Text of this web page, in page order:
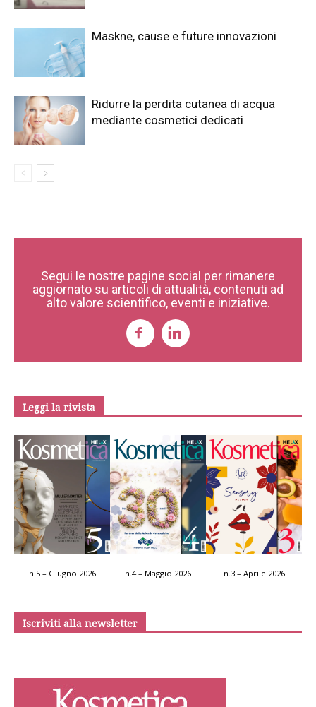
Maskne, cause e future innovazioni
Ridurre la perdita cutanea di acqua
mediante cosmetici dedicati
Segui le nostre pagine social per rimanere
aggiornato su articoli di attualità, contenuti ad
alto valore scientifico, eventi e iniziative.
Leggi la rivista
n.5 – Giugno 2026 n.4 – Maggio 2026 n.3 – Aprile 2026
Iscriviti alla newsletter